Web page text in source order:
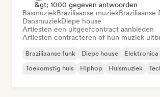
&gt; 1000 gegeven antwoorden
BasmuziekBraziliaanse muziekBraziliaanse
DansmuziekDiepe house
Artiesten een uitgeefcontract aanbieden
Artiesten contracteren of hun muziek
Braziliaanse funk Diepe house Elektronica
Toekomstig huis
Hiphop Huismuziek